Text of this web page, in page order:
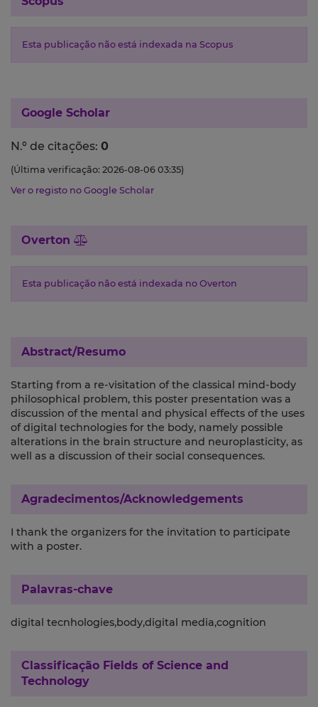
Esta publicação não está indexada na Scopus
Google Scholar
N.º de citações: 0
(Última verificação: 2026-08-06 03:35)
Ver o registo no Google Scholar
Overton
Esta publicação não está indexada no Overton
Abstract/Resumo
Starting from a re-visitation of the classical mind-body
philosophical problem, this poster presentation was a
discussion of the mental and physical effects of the uses
of digital technologies for the body, namely possible
alterations in the brain structure and neuroplasticity, as
well as a discussion of their social consequences.
Agradecimentos/Acknowledgements
I thank the organizers for the invitation to participate
with a poster.
Palavras-chave
digital tecnhologies,body,digital media,cognition
Classificação Fields of Science and
Technology